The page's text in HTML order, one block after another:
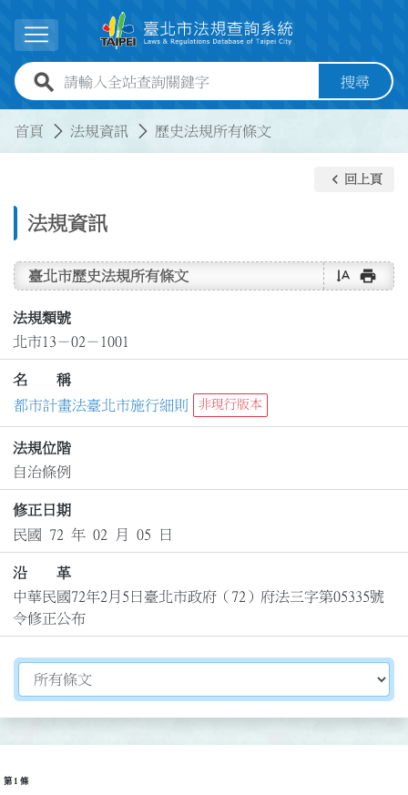
展開選單
全站查詢關鍵字欄位 搜尋
首頁 法規資訊 歷史法規所有條文
法規資訊
keyboard_arrow_left 回上頁
臺北市歷史法規所有條文 text_rotate_vertical print
法規類號
北市13－02－1001
名 稱
都市計畫法臺北市施行細則
非現行版本
法規位階
自治條例
修正日期
民國 72 年 02 月 05 日
沿 革
中華民國72年2月5日臺北市政府（72）府法三字第05335號
令修正公布
切換選擇法規資訊內容
第 1 條